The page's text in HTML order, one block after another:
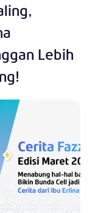
Lebih